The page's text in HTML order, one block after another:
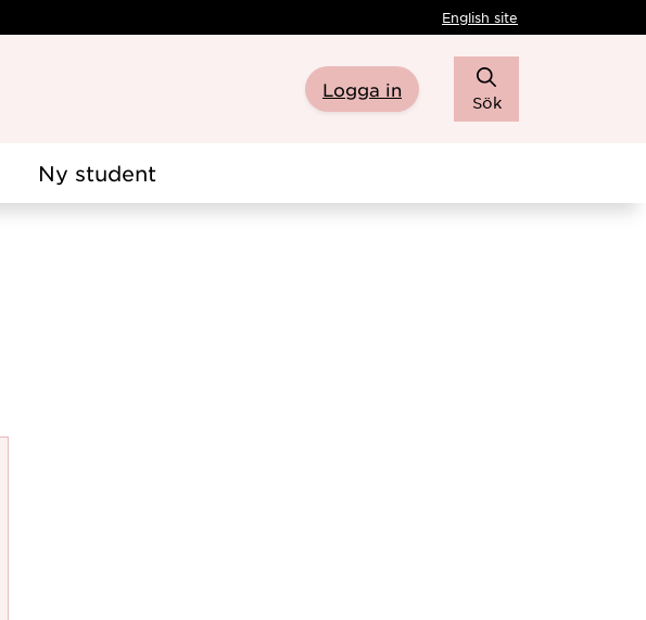
English site
Logga in
Sök
Ny student